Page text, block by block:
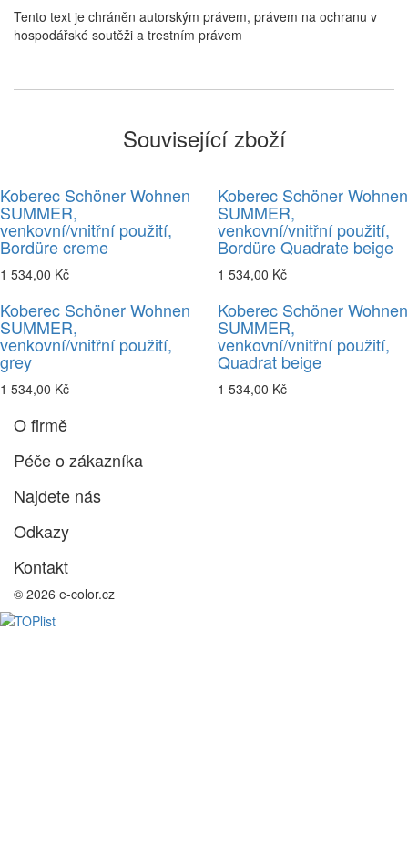
Tento text je chráněn autorským právem, právem na ochranu v
hospodářské soutěži a trestním právem
Související zboží
Koberec Schöner Wohnen
SUMMER,
venkovní/vnitřní použití,
Bordüre creme
1 534,00 Kč
Koberec Schöner Wohnen
SUMMER,
venkovní/vnitřní použití,
Bordüre Quadrate beige
1 534,00 Kč
Koberec Schöner Wohnen
SUMMER,
venkovní/vnitřní použití,
grey
1 534,00 Kč
Koberec Schöner Wohnen
SUMMER,
venkovní/vnitřní použití,
Quadrat beige
1 534,00 Kč
O firmě
Péče o zákazníka
Najdete nás
Odkazy
Kontakt
© 2026 e-color.cz